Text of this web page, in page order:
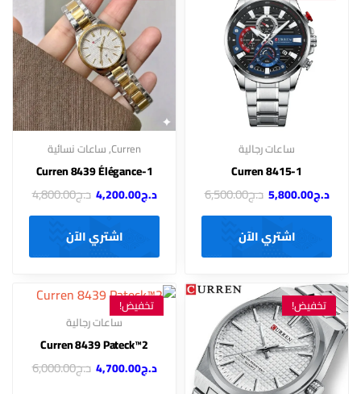
ساعات رجالية
Curren 8415-1
د.ج5,800.00 د.ج6,500.00
اشتري الآن
Curren
,ساعات نسائية
Curren 8439 Élégance-1
د.ج4,200.00 د.ج4,800.00
اشتري الآن
تخفيض!
تخفيض!
ساعات رجالية
Curren 8439 Pateck™2
د.ج4,700.00 د.ج6,000.00